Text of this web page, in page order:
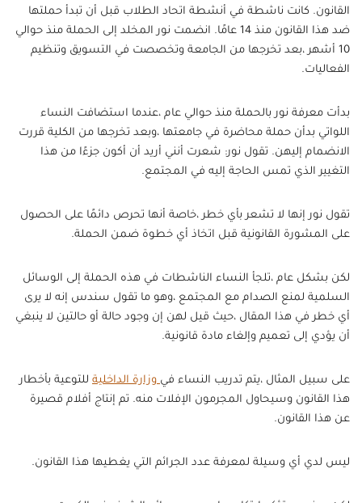
القانون. كانت ناشطة في أنشطة اتحاد الطلاب قبل أن تبدأ حملتها
ضد هذا القانون منذ 14 عامًا. انضمت نور المخلد إلى الحملة منذ حوالي
10 أشهر ،بعد تخرجها من الجامعة وتخصصت في التسويق وتنظيم
الفعاليات.
بدأت معرفة نور بالحملة منذ حوالي عام ،عندما استضافت النساء
اللواتي بدأن حملة محاضرة في جامعتها ،وبعد تخرجها من الكلية قررت
الانضمام إليهن. تقول نور: شعرت أنني أريد أن أكون جزءًا من هذا
التغيير الذي تمس الحاجة إليه في المجتمع.
تقول نور إنها لا تشعر بأي خطر ،خاصة أنها تحرص دائمًا على الحصول
على المشورة القانونية قبل اتخاذ أي خطوة ضمن الحملة.
لكن بشكل عام ،تلجأ النساء الناشطات في هذه الحملة إلى الوسائل
السلمية لمنع الصدام مع المجتمع ،وهو ما تقول سندس إنه لا يرى
أي خطر في هذا المقال ،حيث قيل لهن إن وجود حالة أو حالتين لا ينبغي
أن يؤدي إلى تعميم وإلغاء مادة قانونية.
على سبيل المثال ،يتم تدريب النساء في وزارة الداخلية للتوعية بأخطار
هذا القانون وسيحاول المجرمون الإفلات منه. تم إنتاج أفلام قصيرة
عن هذا القانون.
ليس لدي أي وسيلة لمعرفة عدد الجرائم التي يغطيها هذا القانون.